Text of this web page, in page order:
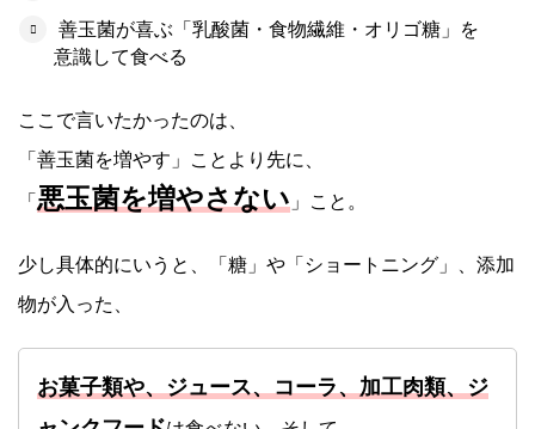
善玉菌が喜ぶ「乳酸菌・食物繊維・オリゴ糖」を
意識して食べる
ここで言いたかったのは、
「善玉菌を増やす」ことより先に、
「悪玉菌を増やさない 」こと。
少し具体的にいうと、「糖」や「ショートニング」、添加
物が入った、
お菓子類や、ジュース、コーラ、加工肉類、ジ